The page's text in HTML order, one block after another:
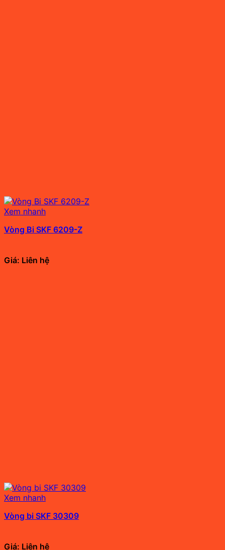
Xem nhanh
Vòng Bi SKF 6209-Z
Giá: Liên hệ
Xem nhanh
Vòng bi SKF 30309
Giá: Liên hệ